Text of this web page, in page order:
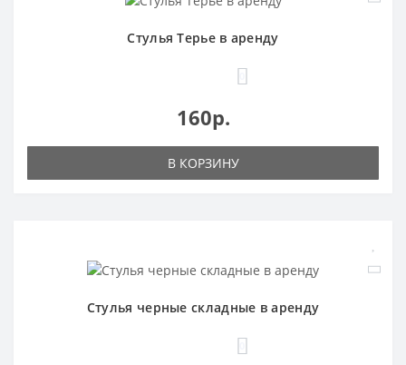
Стулья Терье в аренду
160р.
В КОРЗИНУ
Стулья черные складные в аренду